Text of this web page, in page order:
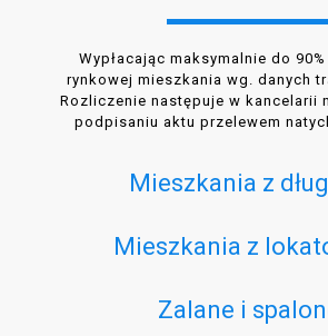
Wypłacając maksymalnie do
rynkowej mieszkania wg. danych
Rozliczenie następuje w kancelarii
podpisaniu aktu przelewem
Mieszkania z
Mieszkania z
Zalane i